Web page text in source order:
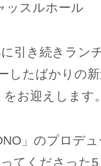
スルホール
引き続きラン
したばかりの新
お迎えします。
」のプロデ
てくださった